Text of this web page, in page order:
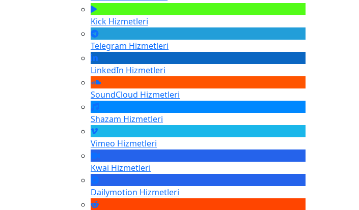
Kick Hizmetleri
Telegram Hizmetleri
LinkedIn Hizmetleri
SoundCloud Hizmetleri
Shazam Hizmetleri
Vimeo Hizmetleri
Kwai Hizmetleri
Dailymotion Hizmetleri